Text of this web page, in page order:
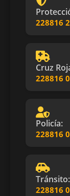
228816
Cruz
228816
Policía:
228816
Tránsito:
228816